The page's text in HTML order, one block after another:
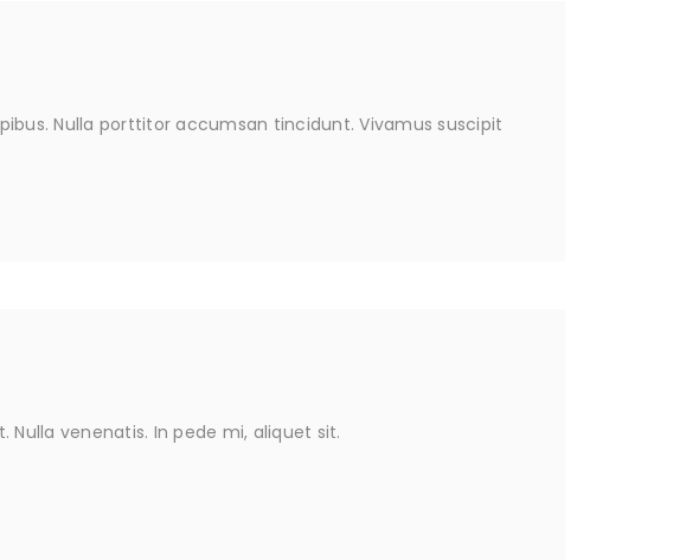
Nulla porttitor accumsan tincidunt. Vivamus suscipit
Nulla venenatis. In pede mi, aliquet sit.